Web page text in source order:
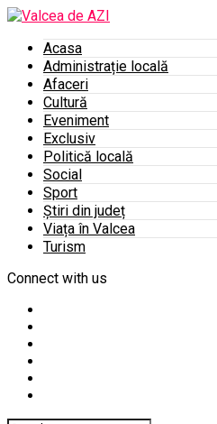
Acasa
Administrație locală
Afaceri
Cultură
Eveniment
Exclusiv
Politică locală
Social
Sport
Știri din județ
Viața în Valcea
Turism
Connect with us